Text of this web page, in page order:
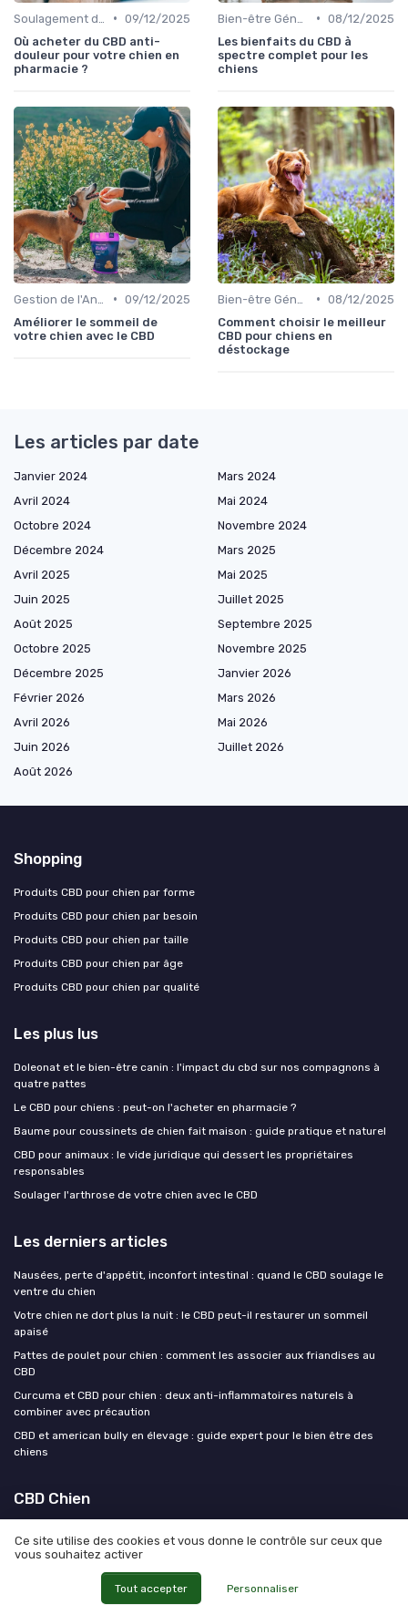
• 09/12/2025
Où acheter du CBD anti-
douleur pour votre chien en
pharmacie ?
• 08/12/2025
Les bienfaits du CBD à
spectre complet pour les
chiens
• 09/12/2025
Améliorer le sommeil de
votre chien avec le CBD
• 08/12/2025
Comment choisir le meilleur
CBD pour chiens en
déstockage
Les articles par date
Janvier 2024
Mars 2024
Avril 2024
Mai 2024
Octobre 2024
Novembre 2024
Décembre 2024
Mars 2025
Avril 2025
Mai 2025
Juin 2025
Juillet 2025
Août 2025
Septembre 2025
Octobre 2025
Novembre 2025
Décembre 2025
Janvier 2026
Février 2026
Mars 2026
Avril 2026
Mai 2026
Juin 2026
Juillet 2026
Août 2026
Shopping
Produits CBD pour chien par forme
Produits CBD pour chien par besoin
Produits CBD pour chien par taille
Produits CBD pour chien par âge
Produits CBD pour chien par qualité
Les plus lus
Doleonat et le bien-être canin : l'impact du cbd sur nos compagnons à
quatre pattes
Le CBD pour chiens : peut-on l'acheter en pharmacie ?
Baume pour coussinets de chien fait maison : guide pratique et naturel
CBD pour animaux : le vide juridique qui dessert les propriétaires
responsables
Soulager l'arthrose de votre chien avec le CBD
Les derniers articles
Nausées, perte d'appétit, inconfort intestinal : quand le CBD soulage le
ventre du chien
Votre chien ne dort plus la nuit : le CBD peut-il restaurer un sommeil
apaisé
Pattes de poulet pour chien : comment les associer aux friandises au
CBD
Curcuma et CBD pour chien : deux anti-inflammatoires naturels à
combiner avec précaution
CBD et american bully en élevage : guide expert pour le bien être des
chiens
CBD Chien
Mentions légales
Politique de confidentialité
Ce site utilise des cookies et vous donne le contrôle sur ceux que
vous souhaitez activer
Tout accepter Personnaliser